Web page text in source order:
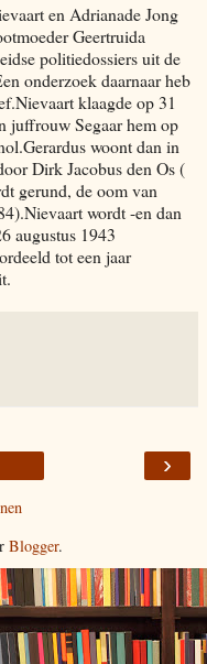
en Adrianade Jong
Geertruida
politiedossiers uit de
onderzoek daarnaar heb
klaagde op 31
juffrouw Segaar hem op
woont dan in
Dirk Jacobus den Os (
gerund, de oom van
wordt -en dan
augustus 1943
tot een jaar
›
Blogger.